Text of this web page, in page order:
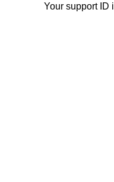
Your support ID